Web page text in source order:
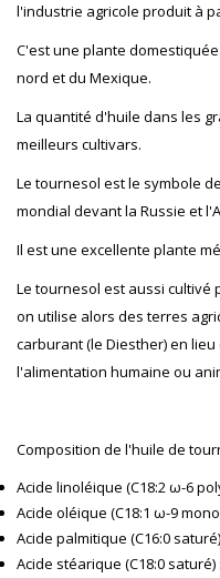
l'industrie agricole produit à
C'est une plante
nord et du Mexique.
La quantité d'huile dans les
meilleurs cultivars.
Le tournesol est le symbole
mondial devant la Russie et
Il est une excellente plante
Le tournesol est aussi
on utilise alors des terres
carburant (le Diesther) en
l'alimentation humaine ou
Composition de l'huile de
Acide linoléique (C18:2 ω-6
Acide oléique (C18:1 ω-9
Acide palmitique (C16:0
Acide stéarique (C18:0 saturé)